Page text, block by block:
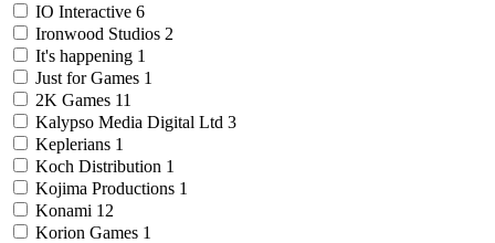
IO Interactive 6
Ironwood Studios 2
It's happening 1
Just for Games 1
2K Games 11
Kalypso Media Digital Ltd 3
Keplerians 1
Koch Distribution 1
Kojima Productions 1
Konami 12
Korion Games 1